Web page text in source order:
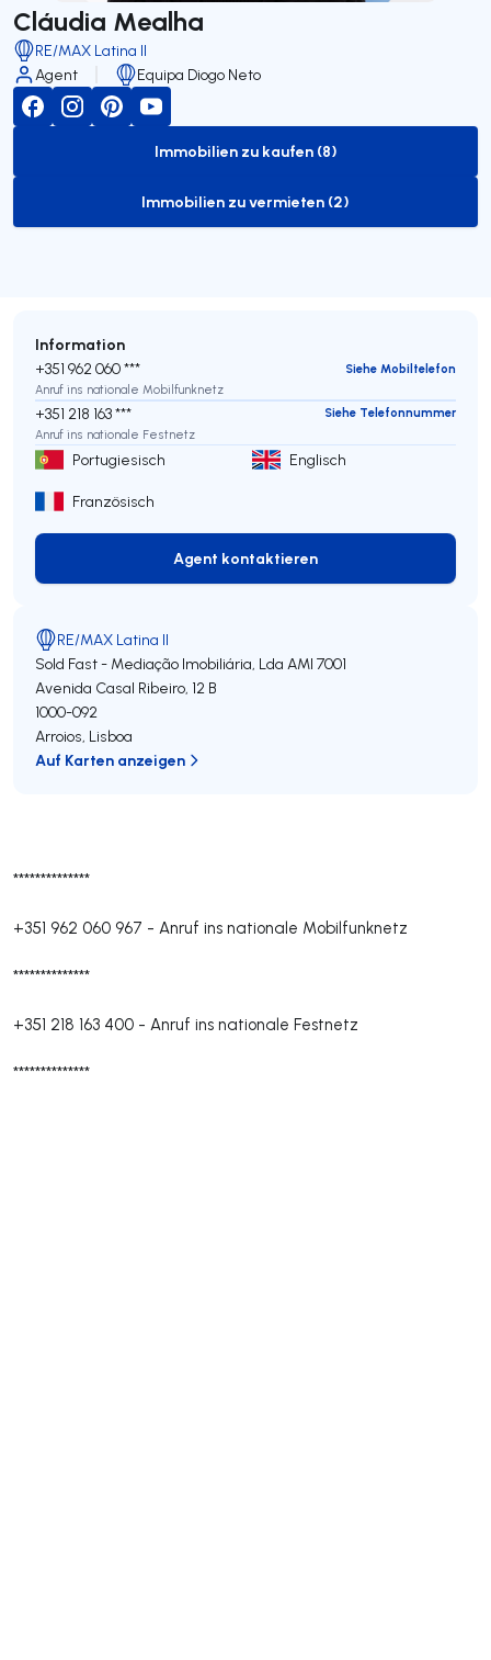
Cláudia Mealha
RE/MAX Latina II
Agent
Equipa Diogo Neto
to-buy-listing
Immobilien zu kaufen (8)
to-rent-listing
Immobilien zu vermieten (2)
**************
+351 962 060 967 - Anruf ins nationale Mobilfunknetz
**************
+351 218 163 400 - Anruf ins nationale Festnetz
**************
Information
+351 962 060 ***
Siehe Mobiltelefon
Anruf ins nationale Mobilfunknetz
+351 218 163 ***
Siehe Telefonnummer
Anruf ins nationale Festnetz
Portugiesisch Englisch
Französisch
Agent kontaktieren
Agent kontaktieren
RE/MAX Latina II
Sold Fast - Mediação Imobiliária, Lda AMI 7001
Avenida Casal Ribeiro, 12 B
1000-092
Arroios, Lisboa
Auf Karten anzeigen